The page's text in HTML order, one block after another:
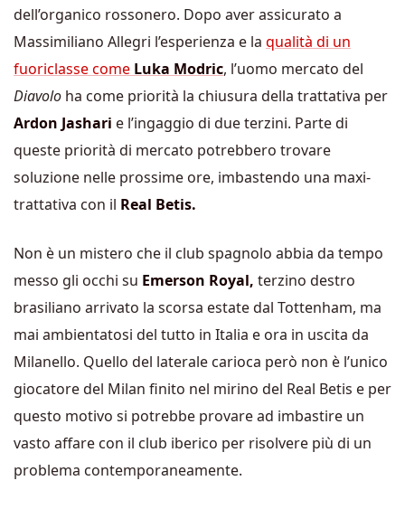
dell’organico rossonero. Dopo aver assicurato a
Massimiliano Allegri l’esperienza e la qualità di un
fuoriclasse come Luka Modric, l’uomo mercato del
Diavolo ha come priorità la chiusura della trattativa per
Ardon Jashari e l’ingaggio di due terzini. Parte di
queste priorità di mercato potrebbero trovare
soluzione nelle prossime ore, imbastendo una maxi-
trattativa con il Real Betis.
Non è un mistero che il club spagnolo abbia da tempo
messo gli occhi su Emerson Royal, terzino destro
brasiliano arrivato la scorsa estate dal Tottenham, ma
mai ambientatosi del tutto in Italia e ora in uscita da
Milanello. Quello del laterale carioca però non è l’unico
giocatore del Milan finito nel mirino del Real Betis e per
questo motivo si potrebbe provare ad imbastire un
vasto affare con il club iberico per risolvere più di un
problema contemporaneamente.